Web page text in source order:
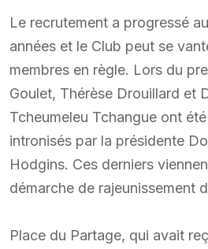
Le recrutement a progressé
années et le Club peut se
membres en règle. Lors du
Goulet, Thérèse Drouillard et
Tcheumeleu Tchangue ont
intronisés par la présidente
Hodgins. Ces derniers
démarche de rajeunissement
Place du Partage, qui avait